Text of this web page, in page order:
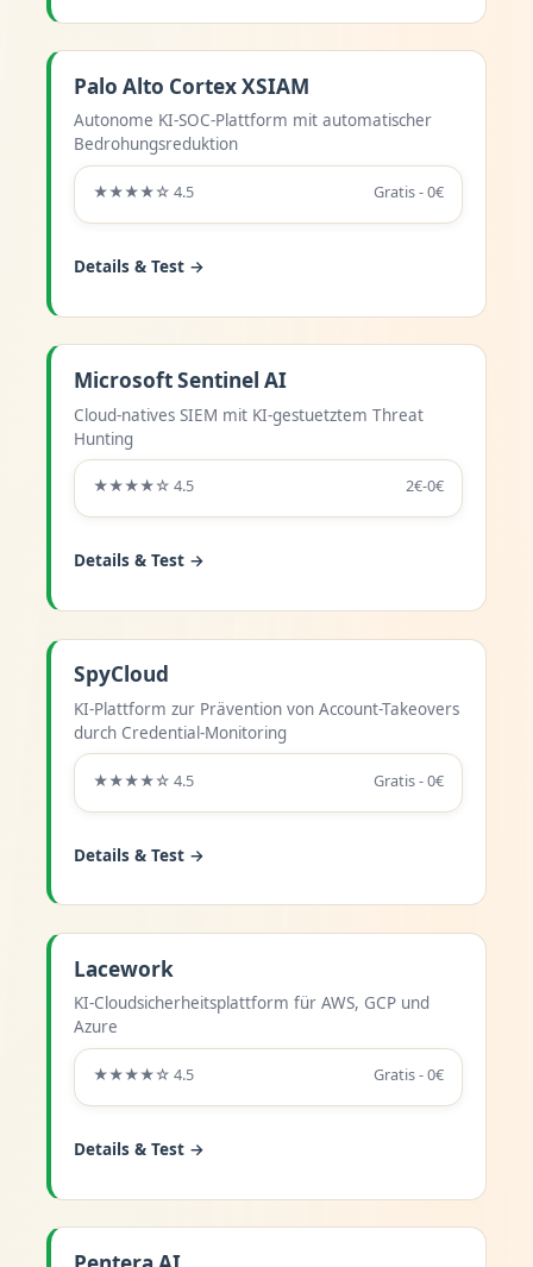
Palo Alto Cortex XSIAM
Autonome KI-SOC-Plattform mit automatischer
Bedrohungsreduktion
★★★★☆ 4.5 Gratis - 0€
Details & Test →
Microsoft Sentinel AI
Cloud-natives SIEM mit KI-gestuetztem Threat
Hunting
★★★★☆ 4.5 2€-0€
Details & Test →
SpyCloud
KI-Plattform zur Prävention von Account-Takeovers
durch Credential-Monitoring
★★★★☆ 4.5 Gratis - 0€
Details & Test →
Lacework
KI-Cloudsicherheitsplattform für AWS, GCP und
Azure
★★★★☆ 4.5 Gratis - 0€
Details & Test →